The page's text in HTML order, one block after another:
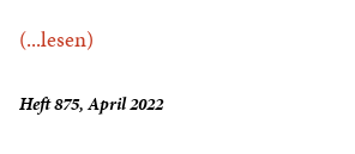
(...lesen)
Heft 875, April 2022